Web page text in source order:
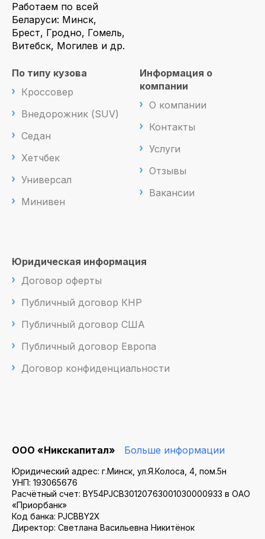
Работаем по всей
Беларуси: Минск,
Брест, Гродно, Гомель,
Витебск, Могилев и др.
По типу кузова
Кроссовер
Внедорожник (SUV)
Седан
Хетчбек
Универсал
Минивен
Информация о
компании
О компании
Контакты
Услуги
Отзывы
Вакансии
Юридическая информация
Договор оферты
Публичный договор КНР
Публичный договор США
Публичный договор Европа
Договор конфиденциальности
ООО «Никскапитал» Больше информации
Юридический адрес: г.Минск, ул.Я.Колоса, 4, пом.5н
УНП: 193065676
Расчётный счет: BY54PJCB30120763001030000933 в ОАО
«Приорбанк»
Код банка: PJCBBY2X
Директор: Светлана Васильевна Никитёнок